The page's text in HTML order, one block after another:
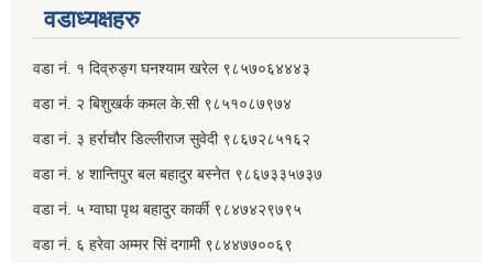
वडाध्यक्षहरु
वडा नं. १ दिव्रुङ्ग घनश्याम खरेल ९८५७०६४४४३
वडा नं. २ ‌‍बिशुखर्क कमल के.सी ९८५१०८७९७४
वडा नं. ३ हर्राचौर डिल्लीराज सुवेदी ९८६७२८५१६२
वडा नं. ४ शान्तिपुर बल बहादुर बस्नेत​ ९८६७३३५७३७
वडा नं. ५ ग्वाघा पृथ बहादुर कार्की ९८४७४२९७९५
वडा नं. ६ हरेवा अम्मर सिं दगामी​ ९८४४७७००६९